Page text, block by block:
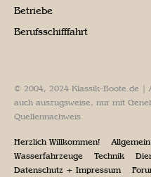
Betriebe
Berufsschifffahrt
© 2004, 2024 Klassik-Boote.de |
auch auszugsweise, nur mit
Quellennachweis.
Herzlich Willkommen! Allgemein
Wasserfahrzeuge
Technik
Datenschutz + Impressum